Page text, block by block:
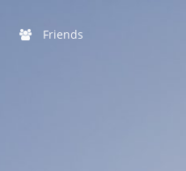
Friends